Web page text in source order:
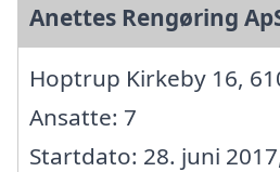
Anettes Rengøring
Hoptrup Kirkeby 16,
Ansatte: 7
Startdato: 28. juni